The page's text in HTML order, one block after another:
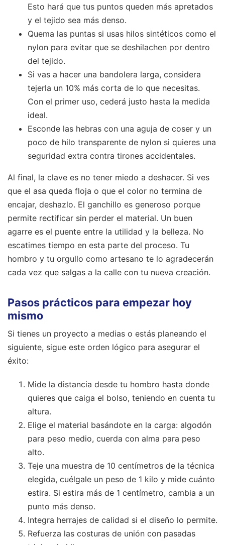
Esto hará que tus puntos queden más apretados
y el tejido sea más denso.
Quema las puntas si usas hilos sintéticos como el
nylon para evitar que se deshilachen por dentro
del tejido.
Si vas a hacer una bandolera larga, considera
tejerla un 10% más corta de lo que necesitas.
Con el primer uso, cederá justo hasta la medida
ideal.
Esconde las hebras con una aguja de coser y un
poco de hilo transparente de nylon si quieres una
seguridad extra contra tirones accidentales.
Al final, la clave es no tener miedo a deshacer. Si ves
que el asa queda floja o que el color no termina de
encajar, deshazlo. El ganchillo es generoso porque
permite rectificar sin perder el material. Un buen
agarre es el puente entre la utilidad y la belleza. No
escatimes tiempo en esta parte del proceso. Tu
hombro y tu orgullo como artesano te lo agradecerán
cada vez que salgas a la calle con tu nueva creación.
Pasos prácticos para empezar hoy
mismo
Si tienes un proyecto a medias o estás planeando el
siguiente, sigue este orden lógico para asegurar el
éxito:
Mide la distancia desde tu hombro hasta donde
quieres que caiga el bolso, teniendo en cuenta tu
altura.
Elige el material basándote en la carga: algodón
para peso medio, cuerda con alma para peso
alto.
Teje una muestra de 10 centímetros de la técnica
elegida, cuélgale un peso de 1 kilo y mide cuánto
estira. Si estira más de 1 centímetro, cambia a un
punto más denso.
Integra herrajes de calidad si el diseño lo permite.
Refuerza las costuras de unión con pasadas